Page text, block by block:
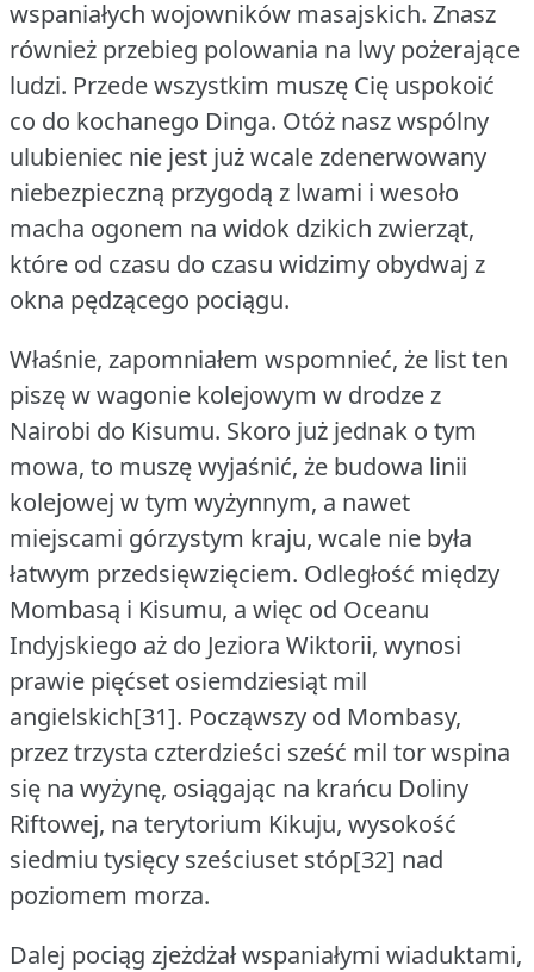
wspaniałych wojowników masajskich. Znasz
również przebieg polowania na lwy pożerające
ludzi. Przede wszystkim muszę Cię uspokoić
co do kochanego Dinga. Otóż nasz wspólny
ulubieniec nie jest już wcale zdenerwowany
niebezpieczną przygodą z lwami i wesoło
macha ogonem na widok dzikich zwierząt,
które od czasu do czasu widzimy obydwaj z
okna pędzącego pociągu.
Właśnie, zapomniałem wspomnieć, że list ten
piszę w wagonie kolejowym w drodze z
Nairobi do Kisumu. Skoro już jednak o tym
mowa, to muszę wyjaśnić, że budowa linii
kolejowej w tym wyżynnym, a nawet
miejscami górzystym kraju, wcale nie była
łatwym przedsięwzięciem. Odległość między
Mombasą i Kisumu, a więc od Oceanu
Indyjskiego aż do Jeziora Wiktorii, wynosi
prawie pięćset osiemdziesiąt mil
angielskich[31]. Począwszy od Mombasy,
przez trzysta czterdzieści sześć mil tor wspina
się na wyżynę, osiągając na krańcu Doliny
Riftowej, na terytorium Kikuju, wysokość
siedmiu tysięcy sześciuset stóp[32] nad
poziomem morza.
Dalej pociąg zjeżdżał wspaniałymi wiaduktami,